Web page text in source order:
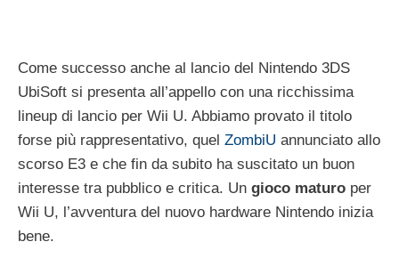
Come successo anche al lancio del Nintendo 3DS
UbiSoft si presenta all’appello con una ricchissima
lineup di lancio per Wii U. Abbiamo provato il titolo
forse più rappresentativo, quel ZombiU annunciato allo
scorso E3 e che fin da subito ha suscitato un buon
interesse tra pubblico e critica. Un gioco maturo per
Wii U, l’avventura del nuovo hardware Nintendo inizia
bene.